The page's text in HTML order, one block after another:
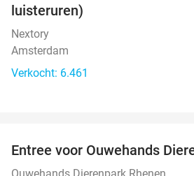
luisteruren)
Nextory
Amsterdam
Verkocht: 6.461
Entree voor Ouwehands
Ouwehands Dierenpark Rhenen